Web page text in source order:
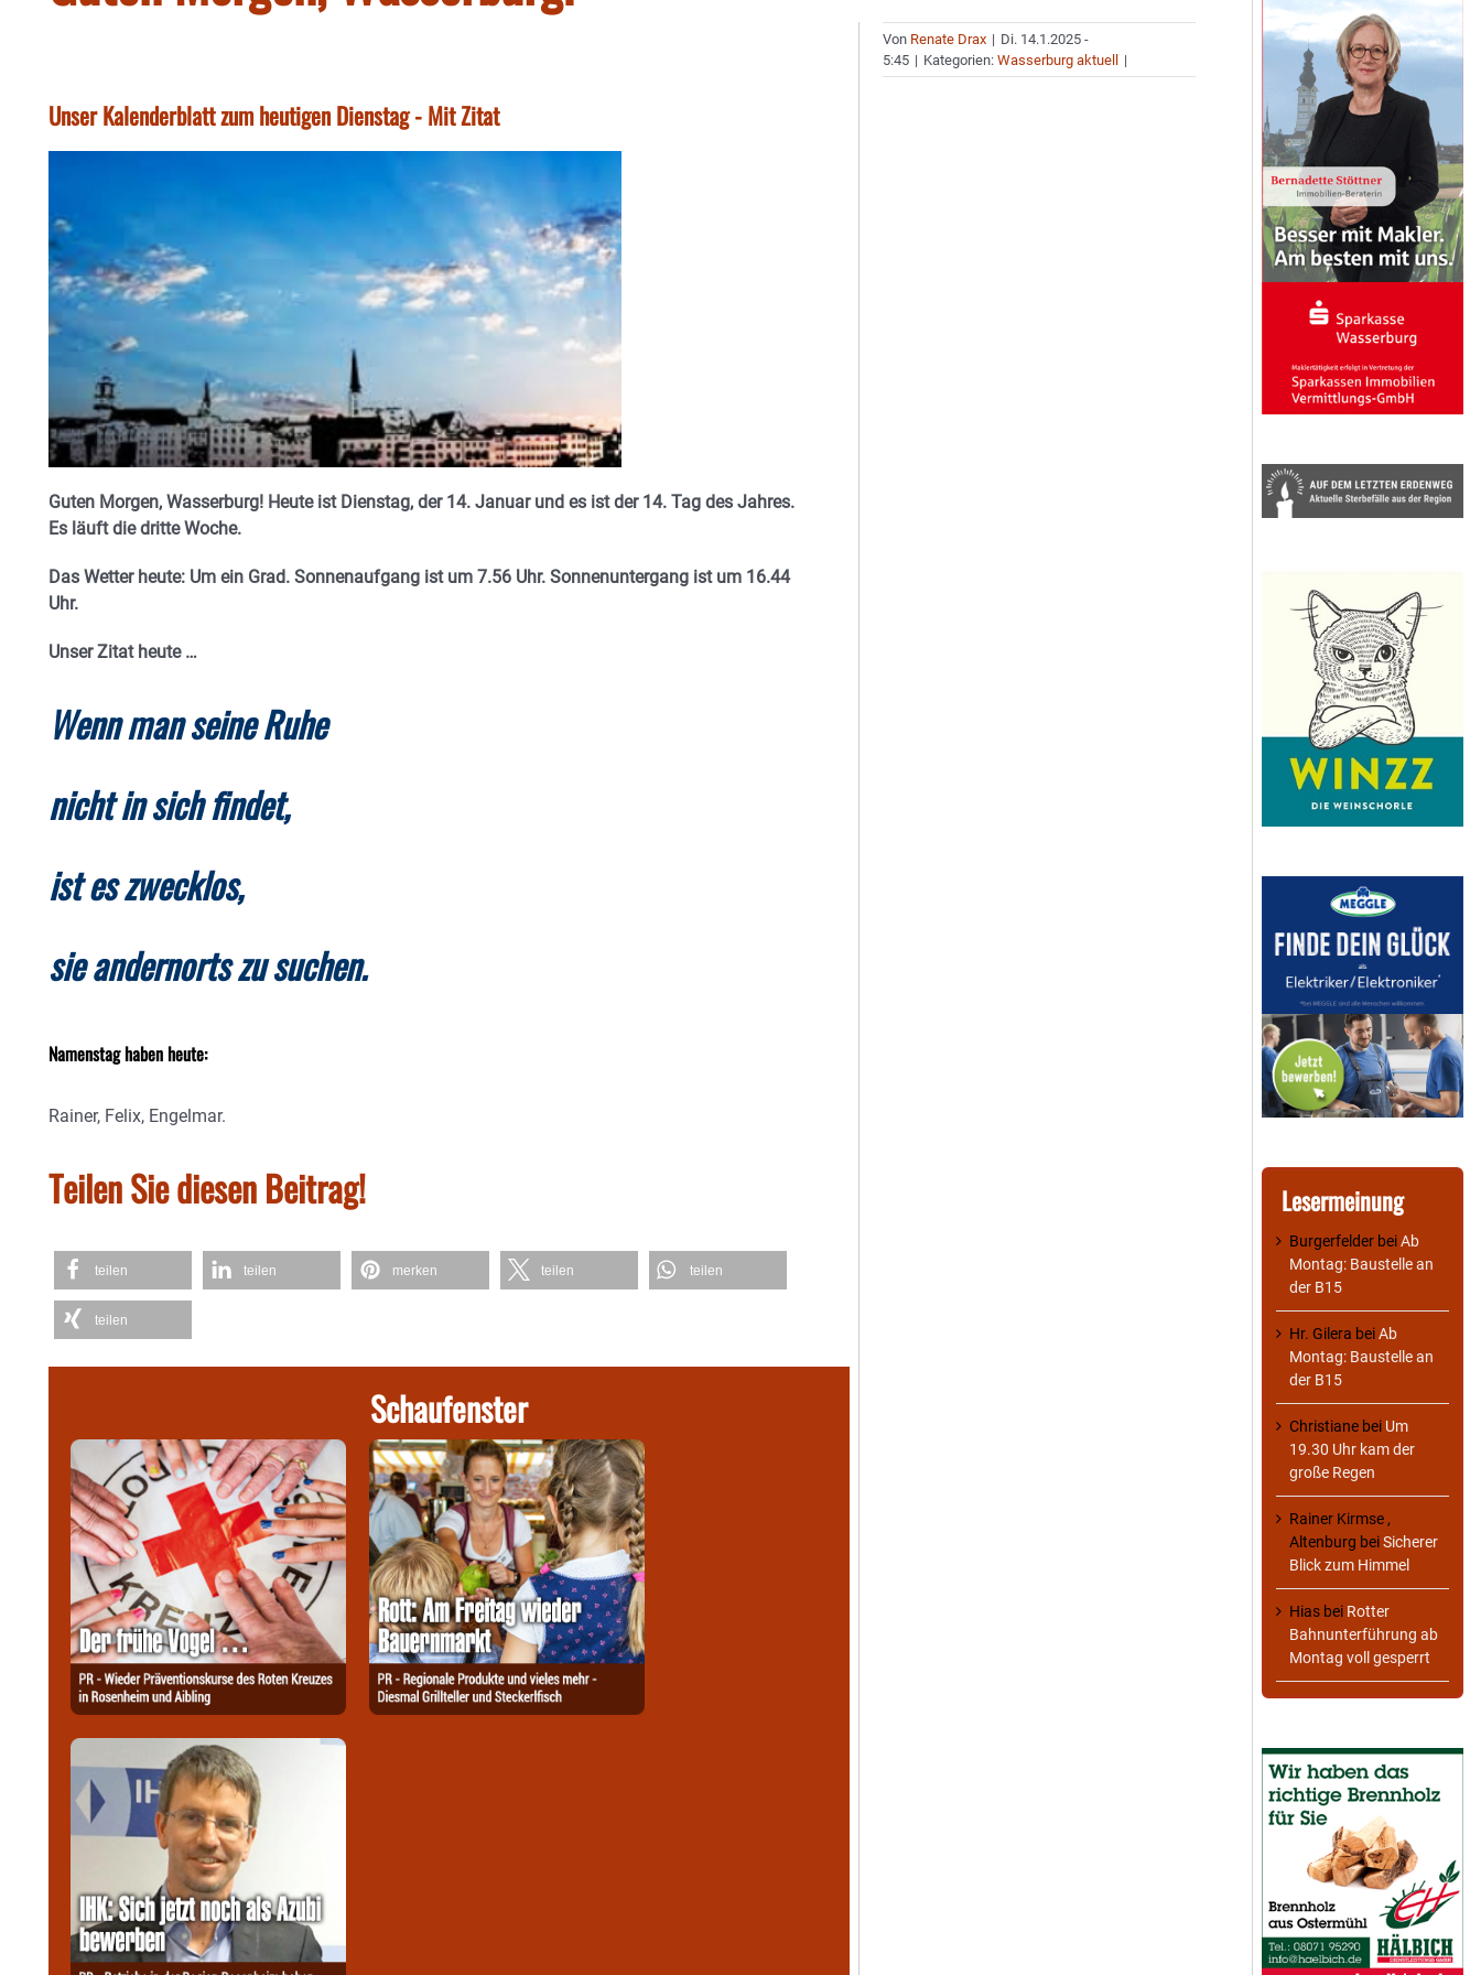
Unser Kalenderblatt zum heutigen Dienstag - Mit Zitat
Guten Morgen, Wasserburg! Heute ist Dienstag, der 14. Januar und es ist der 14. Tag des Jahres.
Es läuft die dritte Woche.
Das Wetter heute: Um ein Grad. Sonnenaufgang ist um 7.56 Uhr. Sonnenuntergang ist um 16.44
Uhr.
Unser Zitat heute …
Wenn man seine Ruhe
nicht in sich findet,
ist es zwecklos,
sie andernorts zu suchen.
Namenstag haben heute:
Rainer, Felix, Engelmar.
Teilen Sie diesen Beitrag!
teilen teilen merken teilen teilen
teilen
Schaufenster
Von Renate Drax | Di. 14.1.2025 -
5:45 | Kategorien:Wasserburg aktuell |
Lesermeinung
Burgerfelder beiAb
Montag: Baustelle an
der B15
Hr. Gilera beiAb
Montag: Baustelle an
der B15
Christiane bei Um
19.30 Uhr kam der
große Regen
Rainer Kirmse ,
Altenburg beiSicherer
Blick zum Himmel
Hias bei Rotter
Bahnunterführung ab
Montag voll gesperrt